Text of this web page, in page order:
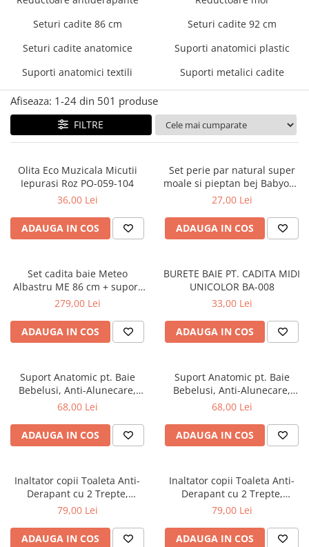
Seturi cadite 86 cm
Seturi cadite 92 cm
Seturi cadite anatomice
Suporti anatomici plastic
Suporti anatomici textili
Suporti metalici cadite
Mese de infasat pliabile
Mese de infasat Ultra Light 50x70
Tampoane postnatale
Tampoane si protectii silicon
pentru san
Seturi cadite 86 cm
Seturi cadite 92 cm
Seturi cadite anatomice
Suporti anatomici plastic
Suporti anatomici textili
Suporti metalici cadite
Afiseaza: 1-24 din 501 produse
FILTRE
Olita Eco Muzicala Micutii
Iepurasi Roz PO-059-104
36,00 Lei
ADAUGA IN COS
Set perie par natural super
moale si pieptan bej Babyono
568/03
27,00 Lei
ADAUGA IN COS
Set cadita baie Meteo
Albastru ME 86 cm + suport
metalic + suport anatomic
279,00 Lei
ADAUGA IN COS
BURETE BAIE PT. CADITA MIDI
UNICOLOR BA-008
33,00 Lei
ADAUGA IN COS
Suport Anatomic pt. Baie
Bebelusi, Anti-Alunecare,
Pliabil, Beberoyal, Verde, CD-
68,00 Lei
ADAUGA IN COS
Suport Anatomic pt. Baie
Bebelusi, Anti-Alunecare,
Pliabil, Beberoyal, Mov/Roz,
68,00 Lei
ADAUGA IN COS
Inaltator copii Toaleta Anti-
Derapant cu 2 Trepte,
Beberoyal, Gri, CD-006-003
79,00 Lei
ADAUGA IN COS
Inaltator copii Toaleta Anti-
Derapant cu 2 Trepte,
Beberoyal, Roz, CD-006-002
79,00 Lei
ADAUGA IN COS